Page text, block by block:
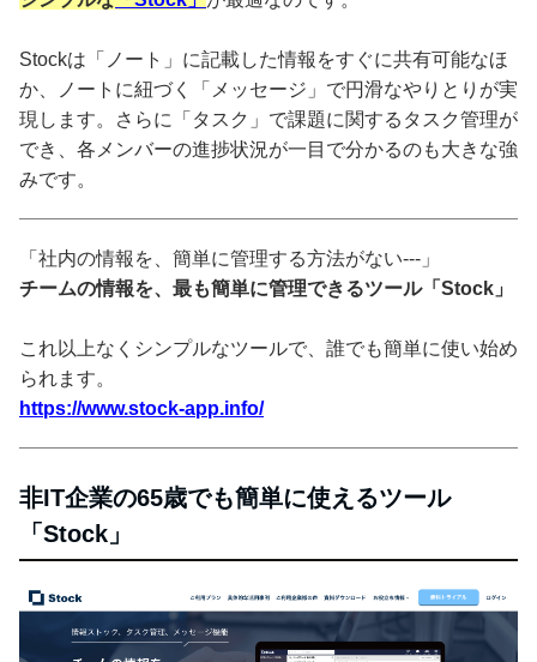
Stockは「ノート」に記載した情報をすぐに共有可能なほ
か、ノートに紐づく「メッセージ」で円滑なやりとりが実
現します。さらに「タスク」で課題に関するタスク管理が
でき、各メンバーの進捗状況が一目で分かるのも大きな強
みです。
「社内の情報を、簡単に管理する方法がない---」
チームの情報を、最も簡単に管理できるツール「Stock」
これ以上なくシンプルなツールで、誰でも簡単に使い始め
られます。
https://www.stock-app.info/
非IT企業の65歳でも簡単に使えるツール
「Stock」